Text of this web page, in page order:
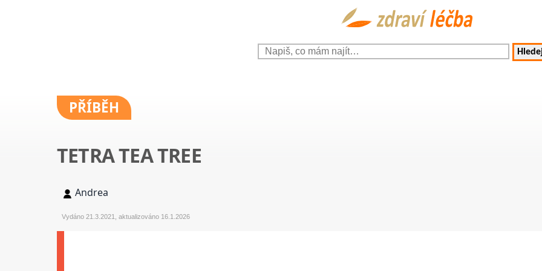
PŘÍBĚH
TETRA TEA TREE
Andrea
Vydáno 21.3.2021, aktualizováno 16.1.2026